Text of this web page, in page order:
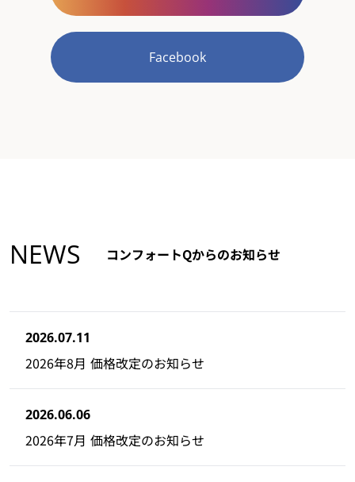
Facebook
NEWS コンフォートQからのお知らせ
2026.07.11
2026年8月 価格改定のお知らせ
2026.06.06
2026年7月 価格改定のお知らせ